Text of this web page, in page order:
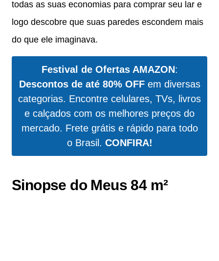
todas as suas economias para comprar seu lar e
logo descobre que suas paredes escondem mais
do que ele imaginava.
Festival de Ofertas AMAZON:
Descontos de até 80% OFFem diversas
categorias. Encontre celulares, TVs, livros
e calçados com os melhores preços do
mercado. Frete grátis e rápido para todo
o Brasil. CONFIRA!
Sinopse do Meus 84 m²